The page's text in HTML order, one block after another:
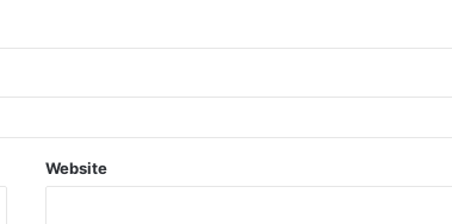
Website